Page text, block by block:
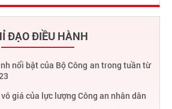
ĐẠO ĐIỀU HÀNH
nổi bật của Bộ Công an trong tuần từ
giá của lực lượng Công an nhân dân